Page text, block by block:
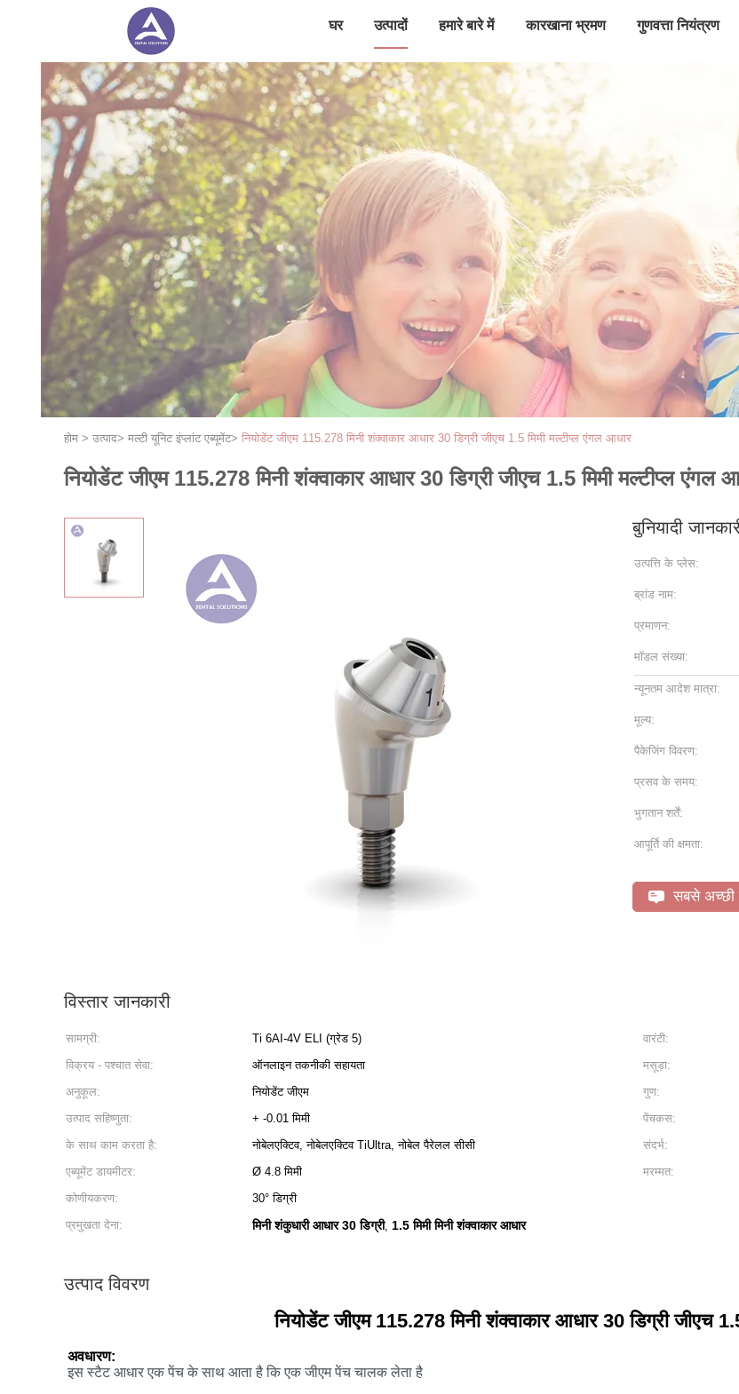
घर उत्पादों हमारे बारे में कारखाना भ्रमण गुणवत्ता नियंत्रण
होम > उत्पाद> मल्टी यूनिट इंप्लांट एब्यूमेंट> नियोडेंट जीएम 115.278 मिनी शंक्वाकार आधार 30 डिग्री जीएच 1.5 मिमी मल्टीप्ल एंगल आधार
नियोडेंट जीएम 115.278 मिनी शंक्वाकार आधार 30 डिग्री जीएच 1.5 मिमी मल्टीप्ल एंगल
बुनियादी
उत्पत्ति के प्लेस:
ब्रांड नाम:
प्रमाणन:
मॉडल संख्या:
न्यूनतम आदेश मात्रा:
मूल्य:
पैकेजिंग विवरण:
प्रसव के समय:
भुगतान शर्तें:
आपूर्ति की क्षमता:
सबसे अच्छी
विस्तार जानकारी
सामग्री: Ti 6AI-4V ELI (ग्रेड 5) वारंटी:
विक्रय - पश्चात सेवा:
ऑनलाइन तकनीकी सहायता मसूड़ा:
अनुकूल:
नियोडेंट जीएम गुण:
उत्पाद सहिष्णुता:
+ -0.01 मिमी पेंचकस:
के साथ काम करता है:
नोबेलएक्टिव, नोबेलएक्टिव TiUltra, नोबेल पैरेलल सीसी संदर्भ:
एब्यूमेंट डायमीटर:
Ø 4.8 मिमी मरम्मत:
कोणीयकरण:
30° डिग्री
प्रमुखता देना:
मिनी शंकुधारी आधार 30 डिग्री, 1.5 मिमी मिनी शंक्वाकार आधार
उत्पाद विवरण
नियोडेंट जीएम 115.278 मिनी शंक्वाकार आधार 30 डिग्री जीएच
अवधारण:
इस स्टैट आधार एक पेंच के साथ आता है कि एक जीएम पेंच चालक लेता है